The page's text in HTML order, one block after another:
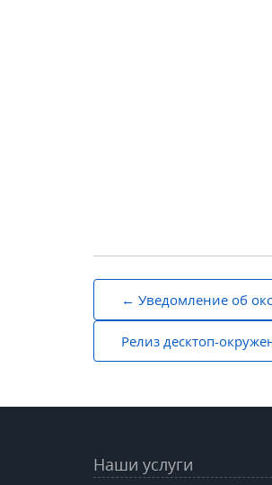
Навигация
по
записям
Уведомление об
Релиз десктоп-
Наши услуги